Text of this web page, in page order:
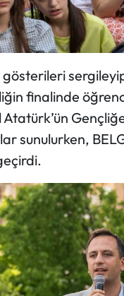
finalinde
sunulurken,